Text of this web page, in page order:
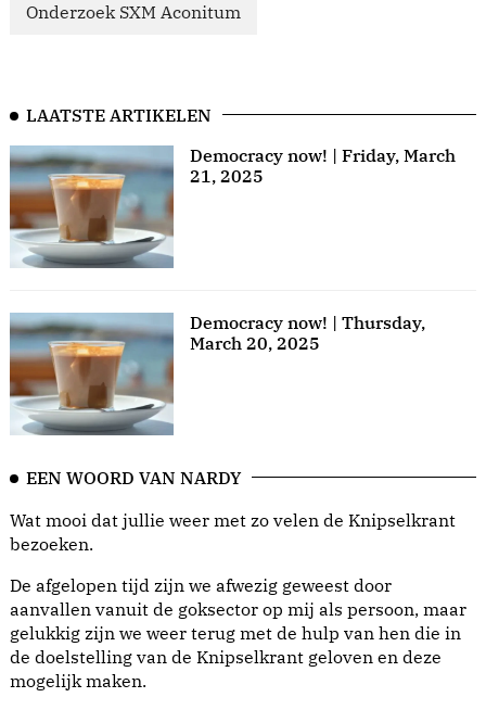
Onderzoek SXM Aconitum
LAATSTE ARTIKELEN
Democracy now! | Friday, March
21, 2025
Democracy now! | Thursday,
March 20, 2025
EEN WOORD VAN NARDY
Wat mooi dat jullie weer met zo velen de Knipselkrant
bezoeken.
De afgelopen tijd zijn we afwezig geweest door
aanvallen vanuit de goksector op mij als persoon, maar
gelukkig zijn we weer terug met de hulp van hen die in
de doelstelling van de Knipselkrant geloven en deze
mogelijk maken.